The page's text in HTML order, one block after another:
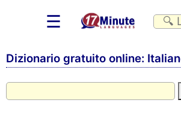
☰
Dizionario gratuito online: